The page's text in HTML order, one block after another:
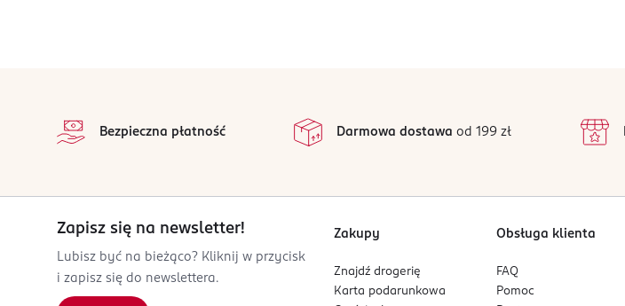
Bezpieczna płatność Darmowa dostawa od 199 zł
Zapisz się na newsletter!
Lubisz być na bieżąco? Kliknij w przycisk
i zapisz się do newslettera.
Zakupy
Znajdź drogerię
Karta podarunkowa
Obsługa klienta
FAQ
Pomoc